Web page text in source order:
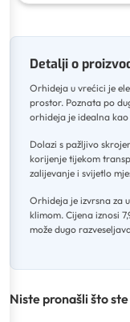
Detalji o
Orhideja u vrećici je
prostor. Poznata po
orhideja je idealna
Dolazi s pažljivo
korijenje tijekom
zalijevanje i svijetlo
Orhideja je izvrsna za
klimom. Cijena iznosi
može dugo
Niste pronašli što